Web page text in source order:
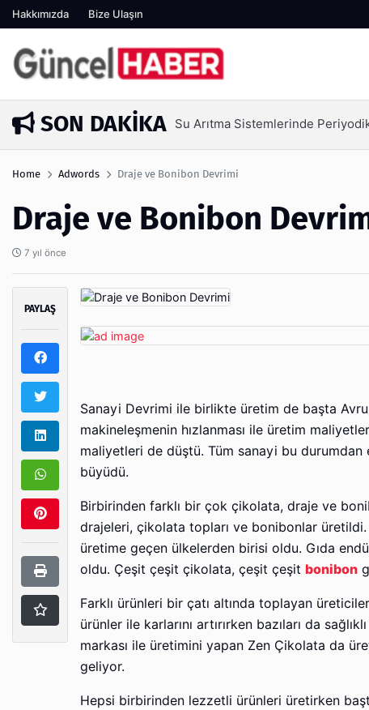
Hakkımızda Bize Ulaşın
SON DAKIKA
4 gün önce Su Arıtma Sistemlerinde
Home Adwords Draje ve Bonibon Devrimi
Draje ve Bonibon
7 yıl önce
PAYLAŞ
Sanayi Devrimi ile birlikte üretim de başta
makineleşmenin hızlanması ile üretim
maliyetleri de düştü. Tüm sanayi bu
büyüdü.
Birbirinden farklı bir çok çikolata, draje ve
drajeleri, çikolata topları ve bonibonlar üretildi.
üretime geçen ülkelerden birisi oldu. Gıda
oldu. Çeşit çeşit çikolata, çeşit çeşit bonibon
Farklı ürünleri bir çatı altında toplayan
ürünler ile karlarını artırırken bazıları da
markası ile üretimini yapan Zen Çikolata da
geliyor.
Hepsi birbirinden lezzetli ürünleri üretirken